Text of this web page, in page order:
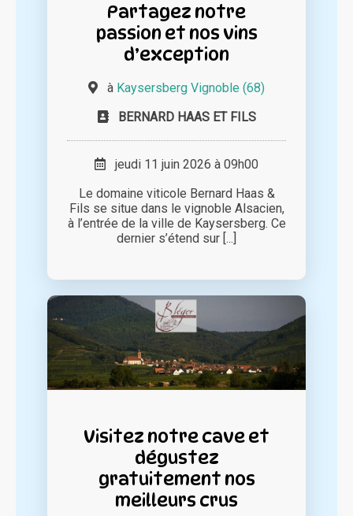
Partagez notre
passion et nos vins
d’exception
à Kaysersberg Vignoble (68)
BERNARD HAAS ET FILS
jeudi 11 juin 2026 à 09h00
Le domaine viticole Bernard Haas &
Fils se situe dans le vignoble Alsacien,
à l’entrée de la ville de Kaysersberg. Ce
dernier s’étend sur [...]
Visitez notre cave et
dégustez
gratuitement nos
meilleurs crus